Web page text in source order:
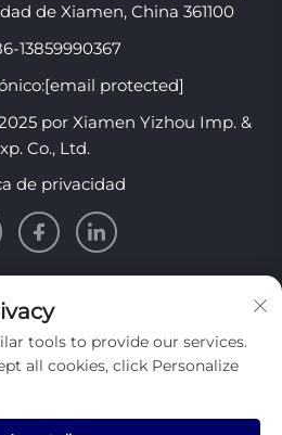
de Xiamen, China 361100
13859990367
[email protected]
por Xiamen Yizhou Imp. &
Co., Ltd.
de privacidad
nuestro boletín semanal
tools to provide our services.
all cookies, click Personalize